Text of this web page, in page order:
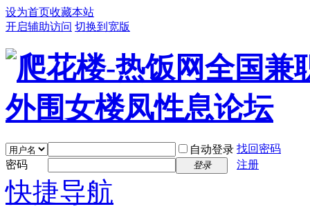
设为首页收藏本站
开启辅助访问 切换到宽版
自动登录 找回密码
密码
登录 注册
快捷导航